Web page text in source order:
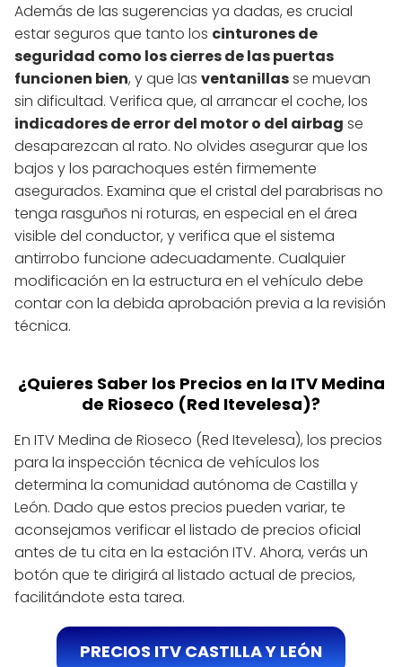
Además de las sugerencias ya dadas, es crucial
estar seguros que tanto los cinturones de
seguridad como los cierres de las puertas
funcionen bien, y que las ventanillasse muevan
sin dificultad. Verifica que, al arrancar el coche, los
indicadores de error del motor o del airbag se
desaparezcan al rato. No olvides asegurar que los
bajos y los parachoques estén firmemente
asegurados. Examina que el cristal del parabrisas no
tenga rasguños ni roturas, en especial en el área
visible del conductor, y verifica que el sistema
antirrobo funcione adecuadamente. Cualquier
modificación en la estructura en el vehículo debe
contar con la debida aprobación previa a la revisión
técnica.
¿Quieres Saber los Precios en la ITV Medina
de Rioseco (Red Itevelesa)?
En ITV Medina de Rioseco (Red Itevelesa), los precios
para la inspección técnica de vehículos los
determina la comunidad autónoma de Castilla y
León. Dado que estos precios pueden variar, te
aconsejamos verificar el listado de precios oficial
antes de tu cita en la estación ITV. Ahora, verás un
botón que te dirigirá al listado actual de precios,
facilitándote esta tarea.
PRECIOS ITV CASTILLA Y LEÓN